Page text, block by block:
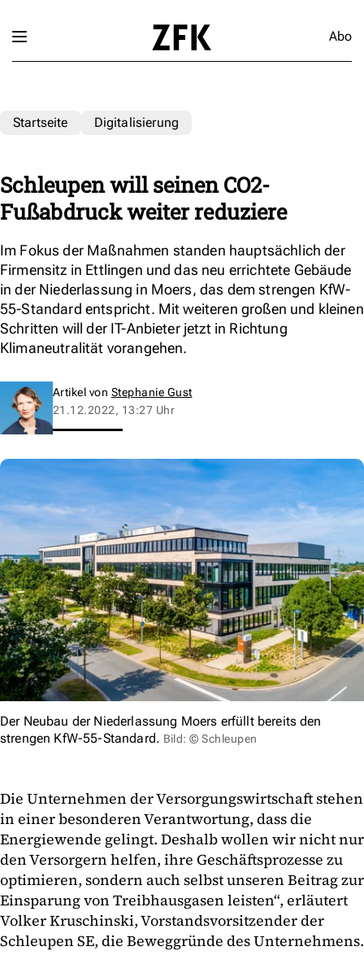
Abo
Startseite Digitalisierung
Schleupen will seinen CO2-
Fußabdruck weiter reduziere
Im Fokus der Maßnahmen standen hauptsächlich der
Firmensitz in Ettlingen und das neu errichtete Gebäude
in der Niederlassung in Moers, das dem strengen KfW-
55-Standard entspricht. Mit weiteren großen und kleinen
Schritten will der IT-Anbieter jetzt in Richtung
Klimaneutralität vorangehen.
Artikel von Stephanie Gust
21.12.2022, 13:27 Uhr
Der Neubau der Niederlassung Moers erfüllt bereits den
strengen KfW-55-Standard. Bild: © Schleupen
Die Unternehmen der Versorgungswirtschaft stehen
in einer besonderen Verantwortung, dass die
Energiewende gelingt. Deshalb wollen wir nicht nur
den Versorgern helfen, ihre Geschäftsprozesse zu
optimieren, sondern auch selbst unseren Beitrag zur
Einsparung von Treibhausgasen leisten“, erläutert
Volker Kruschinski, Vorstandsvorsitzender der
Schleupen SE, die Beweggründe des Unternehmens.